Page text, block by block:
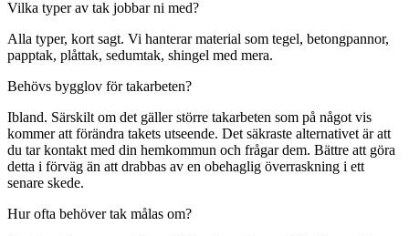
Vilka typer av tak jobbar ni med?
Alla typer, kort sagt. Vi hanterar material som tegel, betongpannor,
papptak, plåttak, sedumtak, shingel med mera.
Behövs bygglov för takarbeten?
Ibland. Särskilt om det gäller större takarbeten som på något vis
kommer att förändra takets utseende. Det säkraste alternativet är att
du tar kontakt med din hemkommun och frågar dem. Bättre att göra
detta i förväg än att drabbas av en obehaglig överraskning i ett
senare skede.
Hur ofta behöver tak målas om?